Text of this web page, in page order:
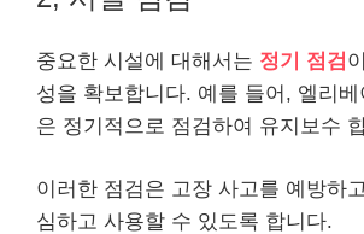
중요한 시설에 대해서는 정기 점검
성을 확보합니다. 예를 들어, 엘리
은 정기적으로 점검하여 유지보수
이러한 점검은 고장 사고를 예방하
심하고 사용할 수 있도록 합니다.